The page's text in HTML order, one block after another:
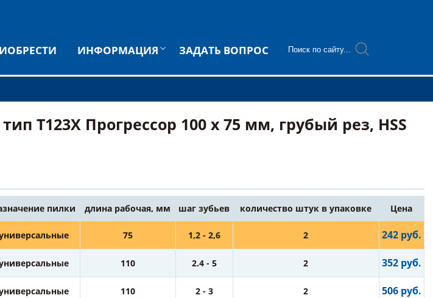
ИНФОРМАЦИЯ ЗАДАТЬ ВОПРОС
T123X Прогрессор 100 х 75 мм, грубый рез, HSS
пилки длина рабочая, мм шаг зубьев количество штук в упаковке Цена
75 1,2 - 2,6 2 242 руб.
110 2.4 - 5 2 352 руб.
110 2 - 3 2 506 руб.